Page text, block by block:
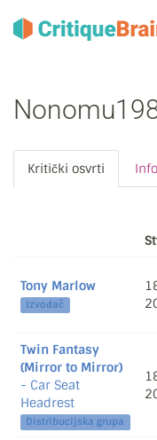
Kritički osvrti
Tony Marlow
Izvođač
Twin Fantasy
(Mirror to Mirror)
- Car Seat
Headrest
Distribucijska grupa